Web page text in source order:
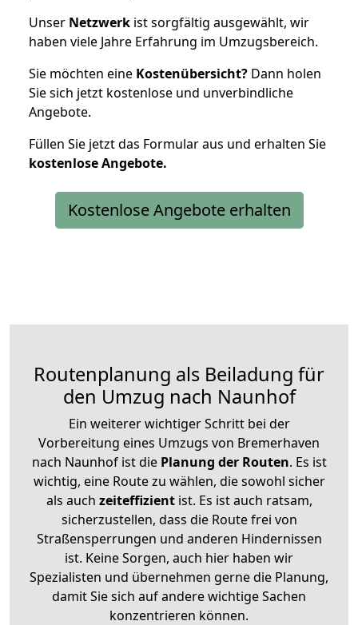
Unser Netzwerk ist sorgfältig ausgewählt, wir
haben viele Jahre Erfahrung im Umzugsbereich.
Sie möchten eine Kostenübersicht? Dann holen
Sie sich jetzt kostenlose und unverbindliche
Angebote.
Füllen Sie jetzt das Formular aus und erhalten Sie
kostenloseAngebote.
Kostenlose Angebote erhalten
Routenplanung als Beiladung für
den Umzug nach Naunhof
Ein weiterer wichtiger Schritt bei der
Vorbereitung eines Umzugs von Bremerhaven
nach Naunhof ist diePlanung der Routen. Es ist
wichtig, eine Route zu wählen, die sowohl sicher
als auch zeiteffizientist. Es ist auch ratsam,
sicherzustellen, dass die Route frei von
Straßensperrungen und anderen Hindernissen
ist. Keine Sorgen, auch hier haben wir
Spezialisten und übernehmen gerne die Planung,
damit Sie sich auf andere wichtige Sachen
konzentrieren können.